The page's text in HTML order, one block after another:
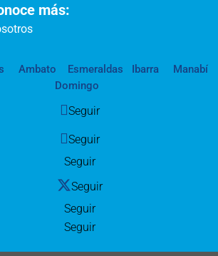
más:
Ambato Esmeraldas Ibarra
Manabí
Domingo
Seguir
Seguir
Seguir
Seguir
Seguir
Seguir